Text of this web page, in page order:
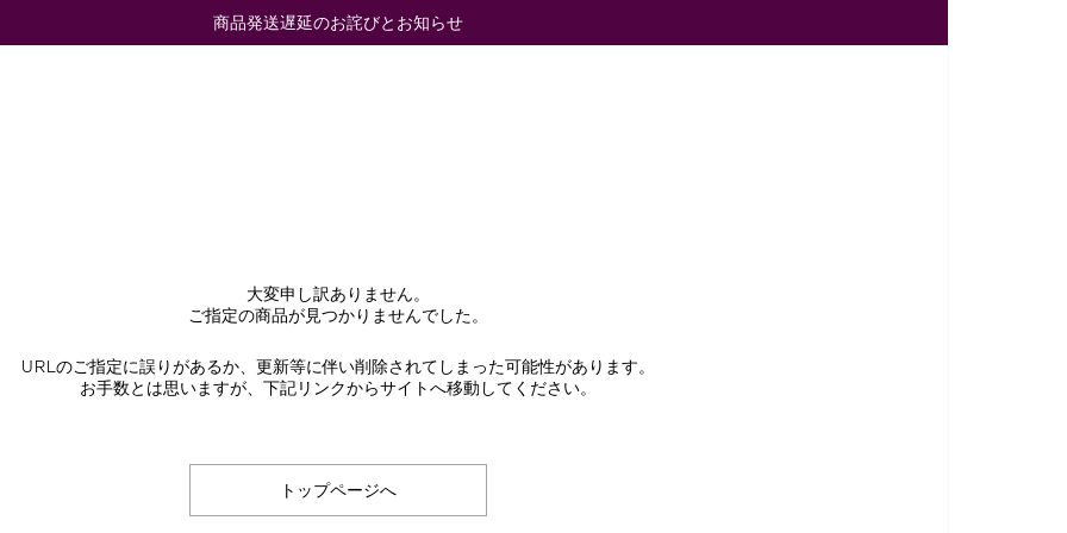
商品発送遅延のお詫びとお知らせ
大変申し訳ありません。
ご指定の商品が見つかりませんでした。
URLのご指定に誤りがあるか、更新等に伴い削除されてしまった可能性があります。
お手数とは思いますが、下記リンクからサイトへ移動してください。
トップページへ